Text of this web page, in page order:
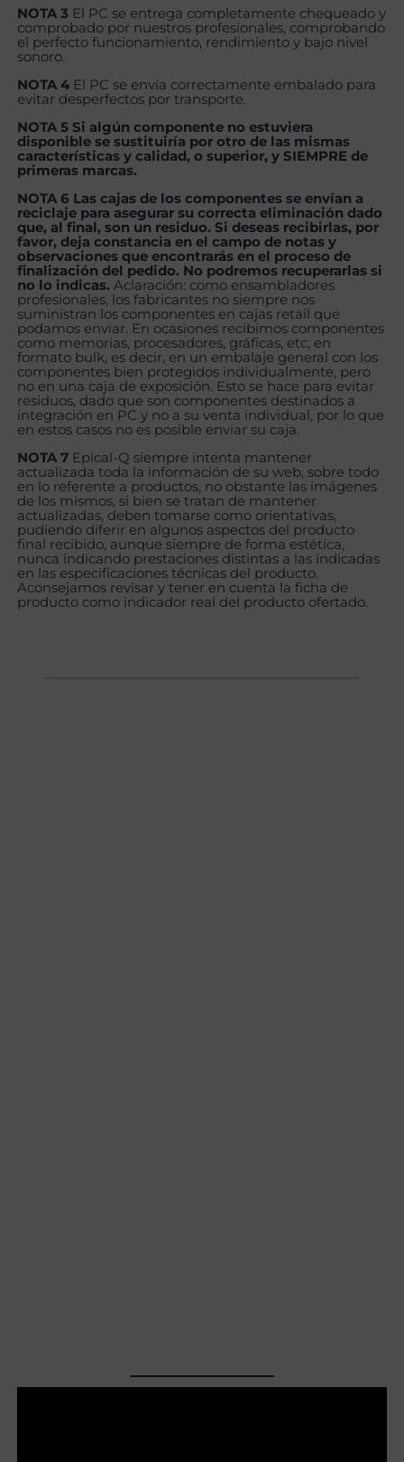
NOTA 3 El PC se entrega completamente chequeado y
comprobado por nuestros profesionales, comprobando
el perfecto funcionamiento, rendimiento y bajo nivel
sonoro.
NOTA 4 El PC se envía correctamente embalado para
evitar desperfectos por transporte.
NOTA 5 Si algún componente no estuviera
disponible se sustituiría por otro de las mismas
características y calidad, o superior, y SIEMPRE de
primeras marcas.
NOTA 6 Las cajas de los componentes se envían a
reciclaje para asegurar su correcta eliminación dado
que, al final, son un residuo. Si deseas recibirlas, por
favor, deja constancia en el campo de notas y
observaciones que encontrarás en el proceso de
finalización del pedido. No podremos recuperarlas si
no lo indicas. Aclaración: como ensambladores
profesionales, los fabricantes no siempre nos
suministran los componentes en cajas retail que
podamos enviar. En ocasiones recibimos componentes
como memorias, procesadores, gráficas, etc, en
formato bulk, es decir, en un embalaje general con los
componentes bien protegidos individualmente, pero
no en una caja de exposición. Esto se hace para evitar
residuos, dado que son componentes destinados a
integración en PC y no a su venta individual, por lo que
en estos casos no es posible enviar su caja.
NOTA 7 Epical-Q siempre intenta mantener
actualizada toda la información de su web, sobre todo
en lo referente a productos, no obstante las imágenes
de los mismos, si bien se tratan de mantener
actualizadas, deben tomarse como orientativas,
pudiendo diferir en algunos aspectos del producto
final recibido, aunque siempre de forma estética,
nunca indicando prestaciones distintas a las indicadas
en las especificaciones técnicas del producto.
Aconsejamos revisar y tener en cuenta la ficha de
producto como indicador real del producto ofertado.